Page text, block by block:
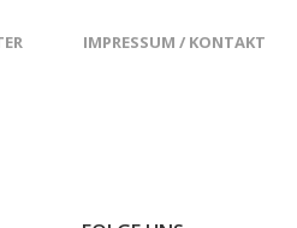
IMPRESSUM / KONTAKT